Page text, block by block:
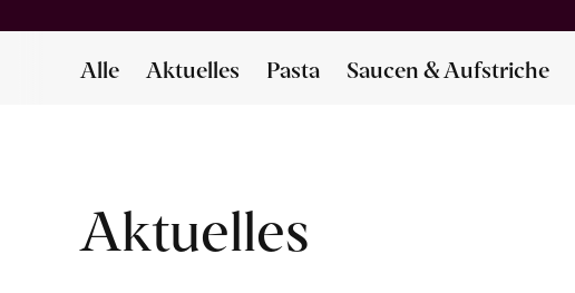
Alle Aktuelles Pasta Saucen & Aufstriche
Aktuelles